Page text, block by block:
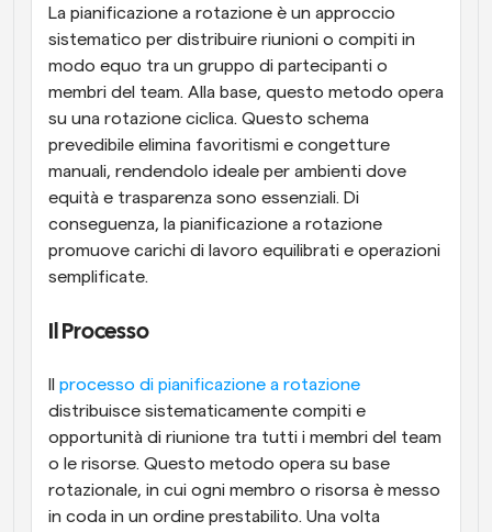
La pianificazione a rotazione è un approccio
sistematico per distribuire riunioni o compiti in
modo equo tra un gruppo di partecipanti o
membri del team. Alla base, questo metodo opera
su una rotazione ciclica. Questo schema
prevedibile elimina favoritismi e congetture
manuali, rendendolo ideale per ambienti dove
equità e trasparenza sono essenziali. Di
conseguenza, la pianificazione a rotazione
promuove carichi di lavoro equilibrati e operazioni
semplificate.
Il Processo
processo di pianificazione a rotazione
distribuisce sistematicamente compiti e
opportunità di riunione tra tutti i membri del team
o le risorse. Questo metodo opera su base
rotazionale, in cui ogni membro o risorsa è messo
in coda in un ordine prestabilito. Una volta